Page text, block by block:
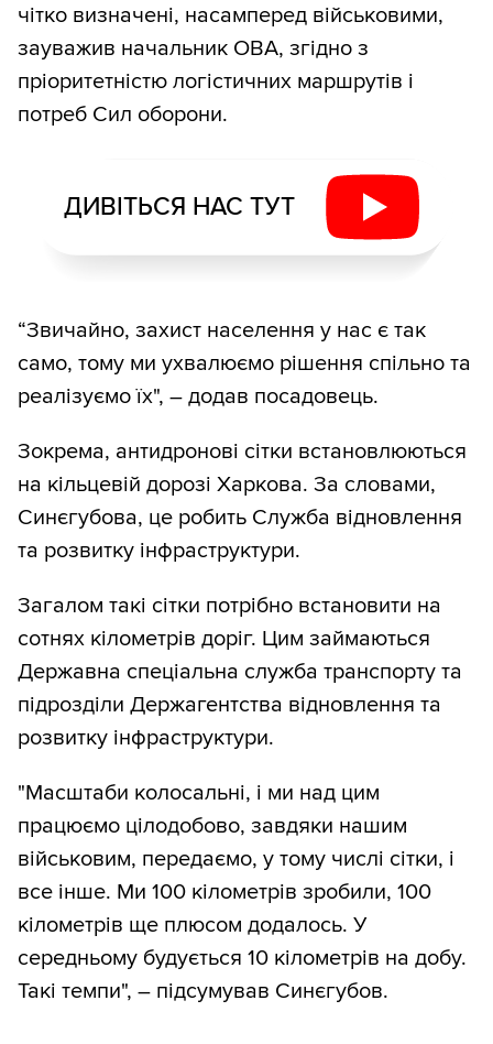
чітко визначені, насамперед військовими,
зауважив начальник ОВА, згідно з
пріоритетністю логістичних маршрутів і
потреб Сил оборони.
ДИВІТЬСЯ НАС ТУТ
“Звичайно, захист населення у нас є так
само, тому ми ухвалюємо рішення спільно та
реалізуємо їх", – додав посадовець.
Зокрема, антидронові сітки встановлюються
на кільцевій дорозі Харкова. За словами,
Синєгубова, це робить Служба відновлення
та розвитку інфраструктури.
Загалом такі сітки потрібно встановити на
сотнях кілометрів доріг. Цим займаються
Державна спеціальна служба транспорту та
підрозділи Держагентства відновлення та
розвитку інфраструктури.
"Масштаби колосальні, і ми над цим
працюємо цілодобово, завдяки нашим
військовим, передаємо, у тому числі сітки, і
все інше. Ми 100 кілометрів зробили, 100
кілометрів ще плюсом додалось. У
середньому будується 10 кілометрів на добу.
Такі темпи", – підсумував Синєгубов.